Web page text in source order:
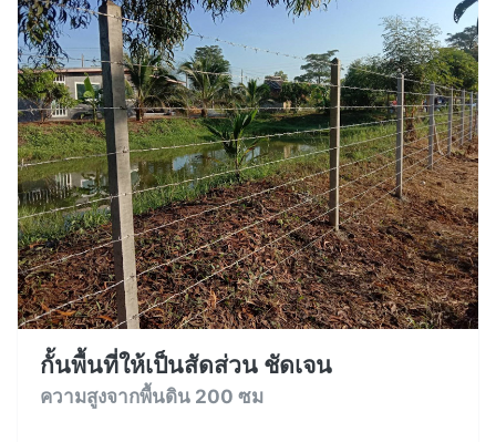
กั้นพื้นที่ให้เป็นสัดส่วน ชัดเจน
ความสูงจากพื้นดิน 200 ซม